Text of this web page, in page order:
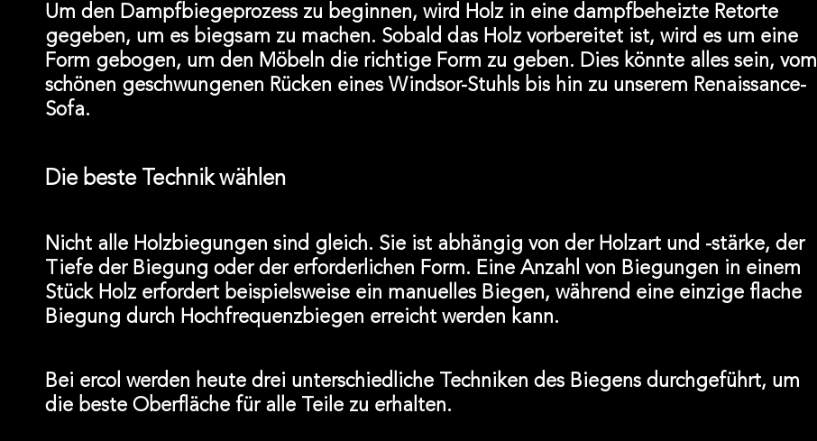
Um den Dampfbiegeprozess zu beginnen, wird Holz in eine dampfbeheizte Retorte
gegeben, um es biegsam zu machen. Sobald das Holz vorbereitet ist, wird es um eine
Form gebogen, um den Möbeln die richtige Form zu geben. Dies könnte alles sein, vom
schönen geschwungenen Rücken eines Windsor-Stuhls bis hin zu unserem Renaissance-
Sofa.
Die beste Technik wählen
Nicht alle Holzbiegungen sind gleich. Sie ist abhängig von der Holzart und -stärke, der
Tiefe der Biegung oder der erforderlichen Form. Eine Anzahl von Biegungen in einem
Stück Holz erfordert beispielsweise ein manuelles Biegen, während eine einzige flache
Biegung durch Hochfrequenzbiegen erreicht werden kann.
Bei ercol werden heute drei unterschiedliche Techniken des Biegens durchgeführt, um
die beste Oberfläche für alle Teile zu erhalten.